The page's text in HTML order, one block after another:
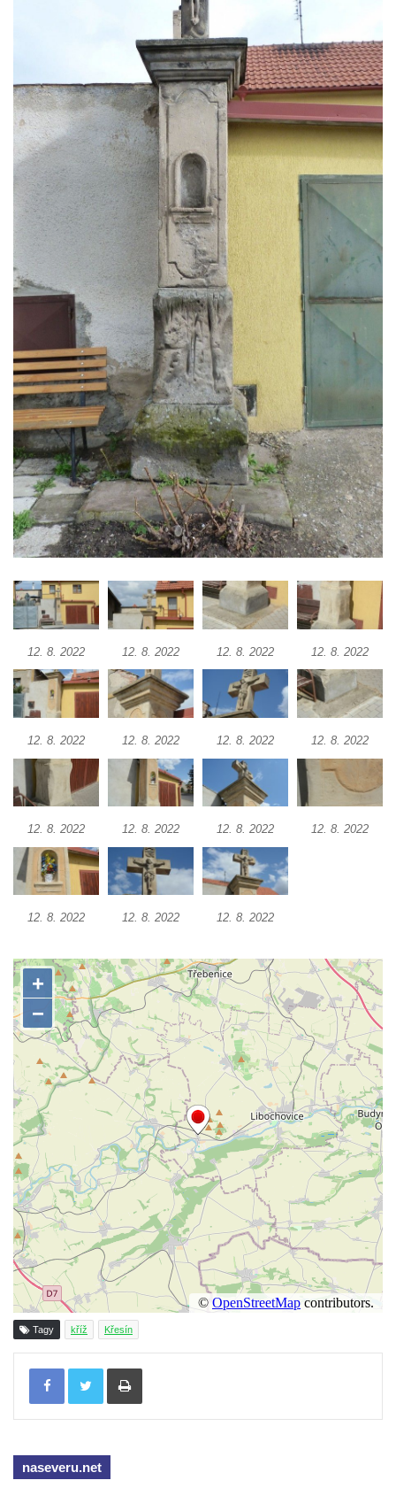
Görnerův kříž u silnice č. 264 v Dolním
Kříž u domu čp. 155 v Chřibské
Údajný kříž u domu čp. 283 ve Chřibské
Kříž jižně od Bukolu
Kříž na návsi v Bukolu
Centrální kříž hřbitova v Hrobčicích
Kříž u silnice z Chouče do Mirošovic
Centrální kříž hřbitova v Chouči
Kříž na rozcestí v Záluží
Kříž v ulici V Zátiší v Dobříni
Boží muka u domu čp. 392 na rohu ulic Na
Hradčanech a Palackého v Roudnici nad
Labem
Kříž v centru Liběšic
Kříž na návsi v Chouči
Boží muka na rozcestí východně od Chouče
Kříž na návsi v Lužici
Kříž na návsi v Dobrčicích
Kříž u domu čp. 3 v Chrámcích
Kříž u polní cesty severozápadně od Kozel
Údajný kříž na návsi v Kozlech
Centrální kříž hřbitova v Kozlech
Pamětní kříž na Lovoši
Kříž na rozcestí u domu čp. 49 ve Svojkově
Chlumu
Kříž jižně od Prysku
Boží muka svatého Floriána v Mezné
Neugebauerův kříž východně od Sloupu v
Čechách
Kříž u kostela Zvěstování Panny Marie v
Kříž na návsi v Jeníkově
Kříž na křižovatce v Teplické ulici v Lahošti
Kříž U Pěti lip na pastvině severovýchodně
od Mikulášovic
Kříž na rozcestí u domu čp. 123 v
Mikulášovicích
Wäberův kříž v zahradě domu čp. 184 v
Mikulášovicích
Kříž na louce v horních Mikulášovicích
Posteltův kříž naproti domu ev.č. 29 v
Mikulášovicích
Kříž Neubaukreuz u domu čp. 698 v
Mikulášovicích
Kříž manželů Endlerových u továrního
objektu v Mikulášovicích
Kříž u silnice východně od Mikulášovic
Meyerův kříž východně od Mikulášovic
Kříž u rozcestí k větrnému mlýnu Světlík v
Kříž u domu čp. 1016 v Mikulášovicích
12. 8. 2022 12. 8. 2022 12. 8. 2022 12. 8. 2022
12. 8. 2022 12. 8. 2022 12. 8. 2022 12. 8. 2022
12. 8. 2022 12. 8. 2022 12. 8. 2022 12. 8. 2022
12. 8. 2022 12. 8. 2022 12. 8. 2022
Tagy kříž Křesín
Tisknout
naseveru.net